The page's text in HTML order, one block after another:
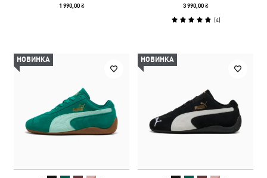
1 990,00 ₴ 3 990,00 ₴
(4)
НОВИНКА НОВИНКА